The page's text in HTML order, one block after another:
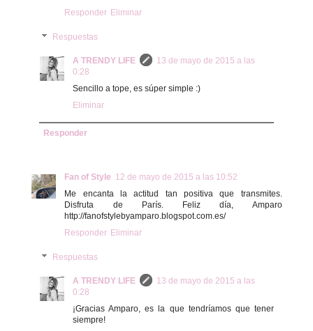
Responder Eliminar
Respuestas
A TRENDY LIFE
13 de mayo de 2015 a las
0:28
Sencillo a tope, es súper simple :)
Eliminar
Responder
Fan of Style 12 de mayo de 2015 a las 10:52
Me encanta la actitud tan positiva que transmites.
Disfruta de París. Feliz día, Amparo
http://fanofstylebyamparo.blogspot.com.es/
Responder Eliminar
Respuestas
A TRENDY LIFE
13 de mayo de 2015 a las
0:28
¡Gracias Amparo, es la que tendríamos que tener
siempre!